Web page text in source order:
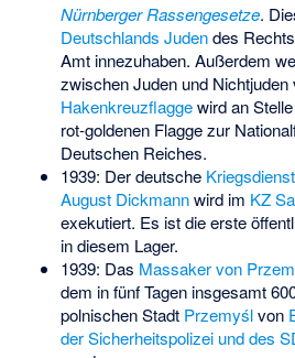
Nürnberger Rassengesetze.
Deutschlands Judendes
Amt innezuhaben. Außerdem
zwischen Juden und Nichtjuden
Hakenkreuzflaggewird an
rot-goldenen Flagge zur
Deutschen Reiches.
1939: Der deutsche
August Dickmannwird im KZ
exekutiert. Es ist die erste
in diesem Lager.
1939: Das Massaker von
dem in fünf Tagen insgesamt
polnischen Stadt Przemyślvon
der Sicherheitspolizei und des